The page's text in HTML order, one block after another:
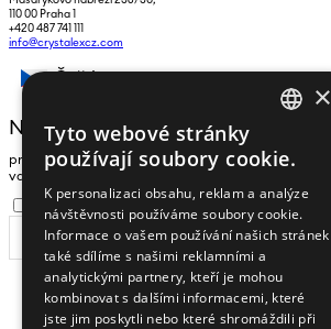
110 00 Praha 1
+420 487 741 111
info@crystalexcz.com
NEWSLETTER
pro zasílání zpráv a novinek zadejte prosím
vaši e-mailovou adresu
Souhlasím se zpracováním osobních údajů
ODEBÍRAT
×
Tyto webové stránky
používají soubory cookie.
K personalizaci obsahu, reklam a analýze
návštěvnosti používáme soubory cookie.
Informace o vašem používání našich stránek
také sdílíme s našimi reklamními a
analytickými partnery, kteří je mohou
kombinovat s dalšími informacemi, které
jste jim poskytli nebo které shromáždili při